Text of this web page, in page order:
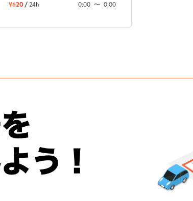
¥620 / 24h 0:00 〜 0:00